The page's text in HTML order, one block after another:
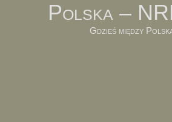
Polska –
Gdzieś między